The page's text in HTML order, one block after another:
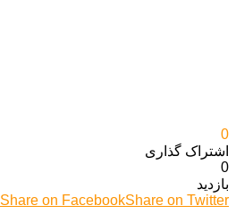
0
اشتراک گذاری‌
0
بازدید
Share on FacebookShare on Twitter